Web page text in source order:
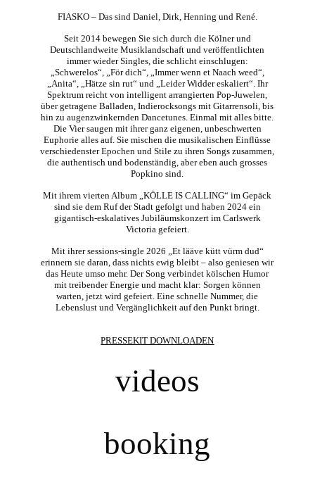
FIASKO – Das sind Daniel, Dirk, Henning und René.
Seit 2014 bewegen Sie sich durch die Kölner und
Deutschlandweite Musiklandschaft und veröffentlichten
immer wieder Singles, die schlicht einschlugen:
„Schwerelos“, „För dich“, „Immer wenn et Naach weed“,
„Anita“, „Hätze sin rut“ und „Leider Widder eskaliert“. Ihr
Spektrum reicht von intelligent arrangierten Pop-Juwelen,
über getragene Balladen, Indierocksongs mit Gitarrensoli, bis
hin zu augenzwinkernden Dancetunes. Einmal mit alles bitte.
Die Vier saugen mit ihrer ganz eigenen, unbeschwerten
Euphorie alles auf. Sie mischen die musikalischen Einflüsse
verschiedenster Epochen und Stile zu ihren Songs zusammen,
die authentisch und bodenständig, aber eben auch grosses
Popkino sind.
Mit ihrem vierten Album „KÖLLE IS CALLING“ im Gepäck
sind sie dem Ruf der Stadt gefolgt und haben 2024 ein
gigantisch-eskalatives Jubiläumskonzert im Carlswerk
Victoria gefeiert.
Mit ihrer sessions-single 2026 „Et lääve kütt vürm dud“
erinnern sie daran, dass nichts ewig bleibt – also geniesen wir
das Heute umso mehr. Der Song verbindet kölschen Humor
mit treibender Energie und macht klar: Sorgen können
warten, jetzt wird gefeiert. Eine schnelle Nummer, die
Lebenslust und Vergänglichkeit auf den Punkt bringt.
PRESSEKIT DOWNLOADEN
videos
booking